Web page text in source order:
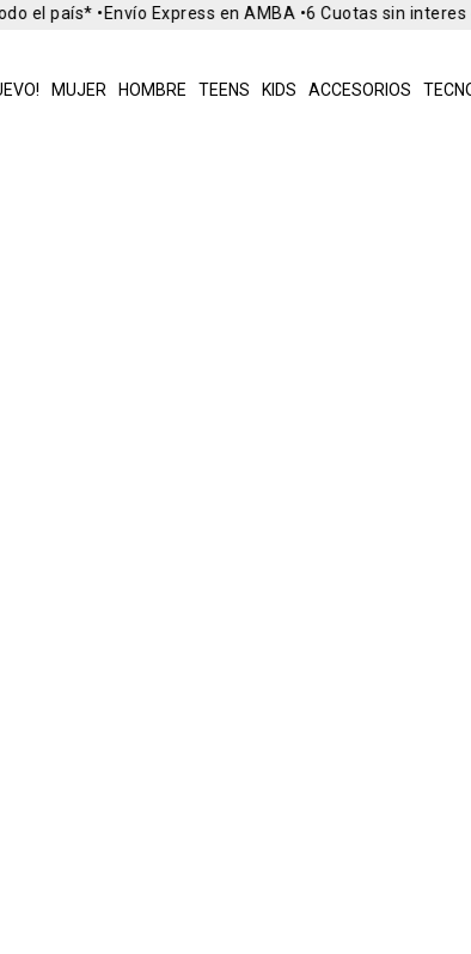
MUJER HOMBRE TEENS KIDS ACCESORIOS
el país* •Envío Express en AMBA •6 Cuotas sin interes